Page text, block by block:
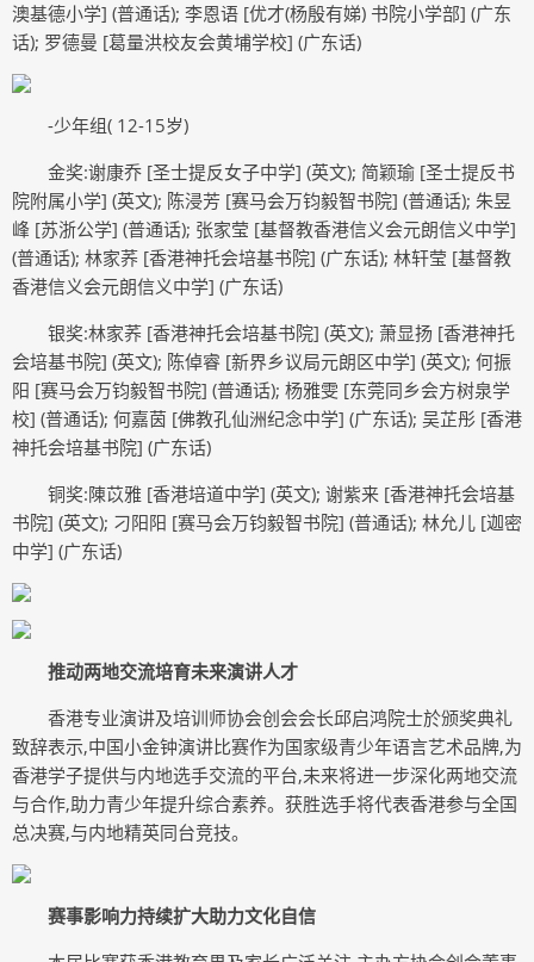
澳基德小学] (普通话); 李恩语 [优才(杨殷有娣) 书院小学部] (广东
话); 罗德曼 [葛量洪校友会黄埔学校] (广东话)
-少年组( 12-15岁)
金奖:谢康乔 [圣士提反女子中学] (英文); 简颖瑜 [圣士提反书
院附属小学] (英文); 陈浸芳 [赛马会万钧毅智书院] (普通话); 朱昱
峰 [苏浙公学] (普通话); 张家莹 [基督教香港信义会元朗信义中学]
(普通话); 林家荞 [香港神托会培基书院] (广东话); 林轩莹 [基督教
香港信义会元朗信义中学] (广东话)
银奖:林家荞 [香港神托会培基书院] (英文); 萧显扬 [香港神托
会培基书院] (英文); 陈倬睿 [新界乡议局元朗区中学] (英文); 何振
阳 [赛马会万钧毅智书院] (普通话); 杨雅雯 [东莞同乡会方树泉学
校] (普通话); 何嘉茵 [佛教孔仙洲纪念中学] (广东话); 吴芷彤 [香港
神托会培基书院] (广东话)
铜奖:陳苡雅 [香港培道中学] (英文); 谢紫来 [香港神托会培基
书院] (英文); 刁阳阳 [赛马会万钧毅智书院] (普通话); 林允儿 [迦密
中学] (广东话)
推动两地交流培育未来演讲人才
香港专业演讲及培训师协会创会会长邱启鸿院士於颁奖典礼
致辞表示,中国小金钟演讲比赛作为国家级青少年语言艺术品牌,为
香港学子提供与内地选手交流的平台,未来将进一步深化两地交流
与合作,助力青少年提升综合素养。获胜选手将代表香港参与全国
总决赛,与内地精英同台竞技。
赛事影响力持续扩大助力文化自信